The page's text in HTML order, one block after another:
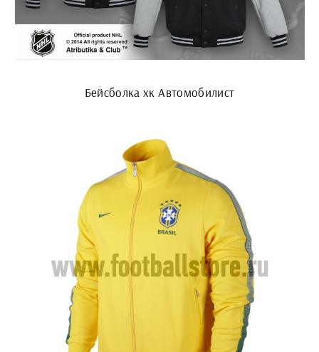
Бейсболка хк Автомобилист